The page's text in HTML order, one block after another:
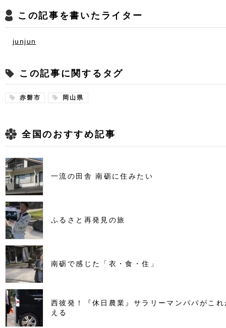
この記事を書いたライター
junjun
この記事に関するタグ
赤磐市 岡山県
全国のおすすめ記事
一流の田舎 南砺に住みたい
ふるさと再発見の旅
南砺で感じた「衣・食・住」
西彼発！『休日農業』サラリーマンパパがこ
える